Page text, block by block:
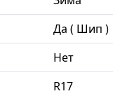
Да ( Шип )
Нет
R17